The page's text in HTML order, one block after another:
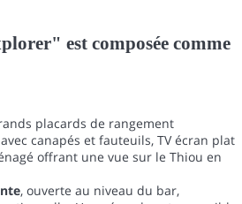
est composée comme
placards de rangement
avec canapés et fauteuils, TV écran plat
offrant une vue sur le Thiou en
, ouverte au niveau du bar,